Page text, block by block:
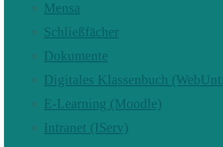
Mensa
Schließfächer
Dokumente
Digitales Klassenbuch
E-Learning (Moodle)
Intranet (IServ)